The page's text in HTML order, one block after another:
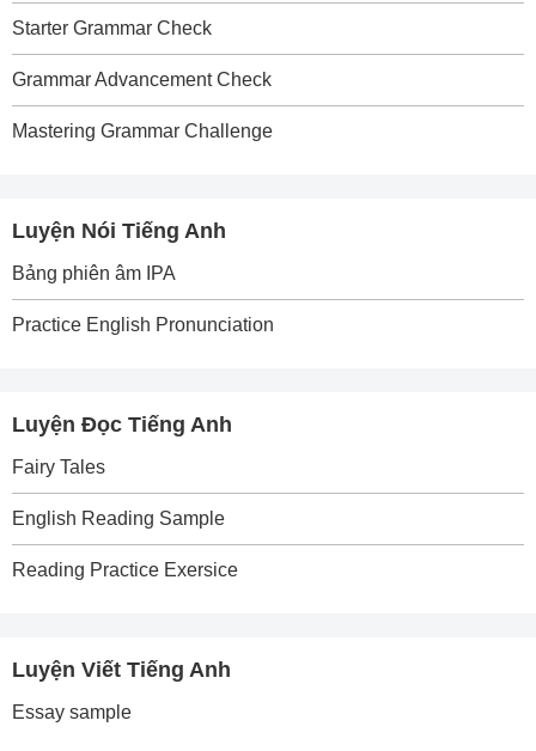
Starter Grammar Check
Grammar Advancement Check
Mastering Grammar Challenge
Luyện Nói Tiếng Anh
Bảng phiên âm IPA
Practice English Pronunciation
Luyện Đọc Tiếng Anh
Fairy Tales
English Reading Sample
Reading Practice Exersice
Luyện Viết Tiếng Anh
Essay sample